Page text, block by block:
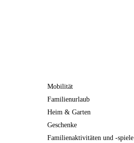
Mobilität
Familienurlaub
Heim & Garten
Geschenke
Familienaktivitäten und -spiele